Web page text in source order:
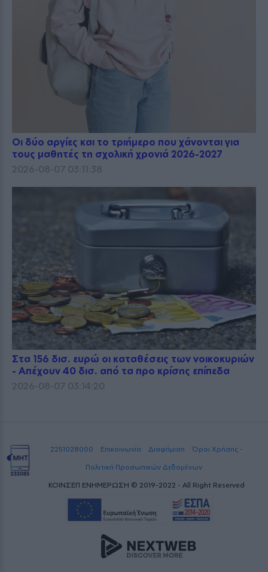
Οι δύο αργίες και το τριήμερο που χάνονται για
τους μαθητές τη σχολική χρονιά 2026-2027
2026-08-07 03:11:38
Στα 156 δισ. ευρώ οι καταθέσεις των νοικοκυριών
- Απέχουν 40 δισ. από τα προ κρίσης επίπεδα
2026-08-07 03:14:20
2251028000 Επικοινωνία Διαφήμιση
Όροι Χρήσης -
Πολιτική Προσωπικών Δεδομένων
ΚΟΙΝΣΕΠ ΕΝΗΜΕΡΩΣΗ © 2019-2022 - All Right Reserved